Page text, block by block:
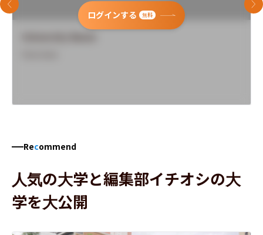
ログインする 無料
前のスライド 次
Recommend
人気の大学と編集部イチオシの大
学を大公開